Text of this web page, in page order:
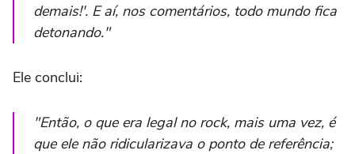
demais!'. E aí, nos comentários, todo mundo fica
detonando."
Ele conclui:
"Então, o que era legal no rock, mais uma vez, é
que ele não ridicularizava o ponto de referência;